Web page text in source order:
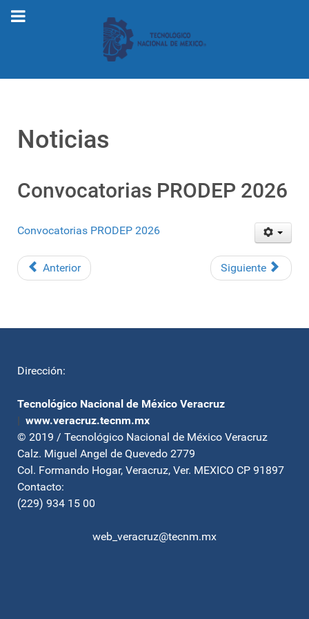
Noticias
Convocatorias PRODEP 2026
Convocatorias PRODEP 2026
Anterior Siguiente
Dirección:
Tecnológico Nacional de México Veracruz
| www.veracruz.tecnm.mx
© 2019 / Tecnológico Nacional de México Veracruz
Calz. Miguel Angel de Quevedo 2779
Col. Formando Hogar, Veracruz, Ver. MEXICO CP 91897
Contacto:
(229) 934 15 00
web_veracruz@tecnm.mx